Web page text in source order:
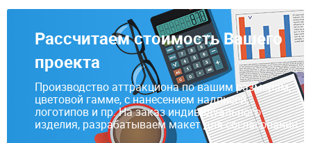
Рассчитаем стоимость Вашего
проекта
Производство аттракциона по вашим размерам,
цветовой гамме, с нанесением надписей,
логотипов и пр. На заказ индивидуального
изделия, разрабатываем макет для согласования.